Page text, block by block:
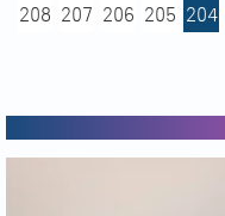
204
205
206
207
208